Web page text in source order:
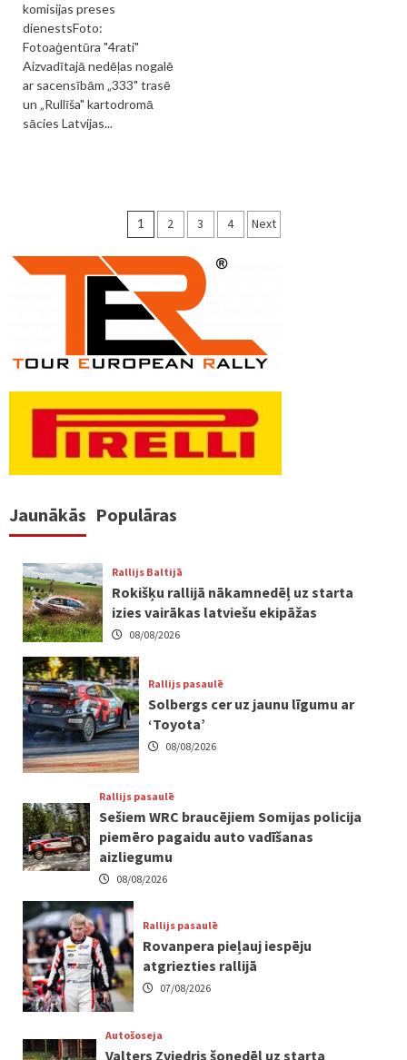
komisijas preses
dienestsFoto:
Fotoaģentūra "4rati"
Aizvadītajā nedēļas nogalē
ar sacensībām „333" trasē
un „Rullīša" kartodromā
sācies Latvijas...
Ziņu
numerācija
pēc
lappusēm
1 2 3 4 Next
Jaunākās Populāras
Rallijs Baltijā
Rokišķu rallijā nākamnedēļ uz starta
izies vairākas latviešu ekipāžas
08/08/2026
Rallijs pasaulē
Solbergs cer uz jaunu līgumu ar
‘Toyota’
08/08/2026
Rallijs pasaulē
Sešiem WRC braucējiem Somijas policija
piemēro pagaidu auto vadīšanas
aizliegumu
08/08/2026
Rallijs pasaulē
Rovanpera pieļauj iespēju
atgriezties rallijā
07/08/2026
Autošoseja
Valters Zviedris šonedēļ uz starta